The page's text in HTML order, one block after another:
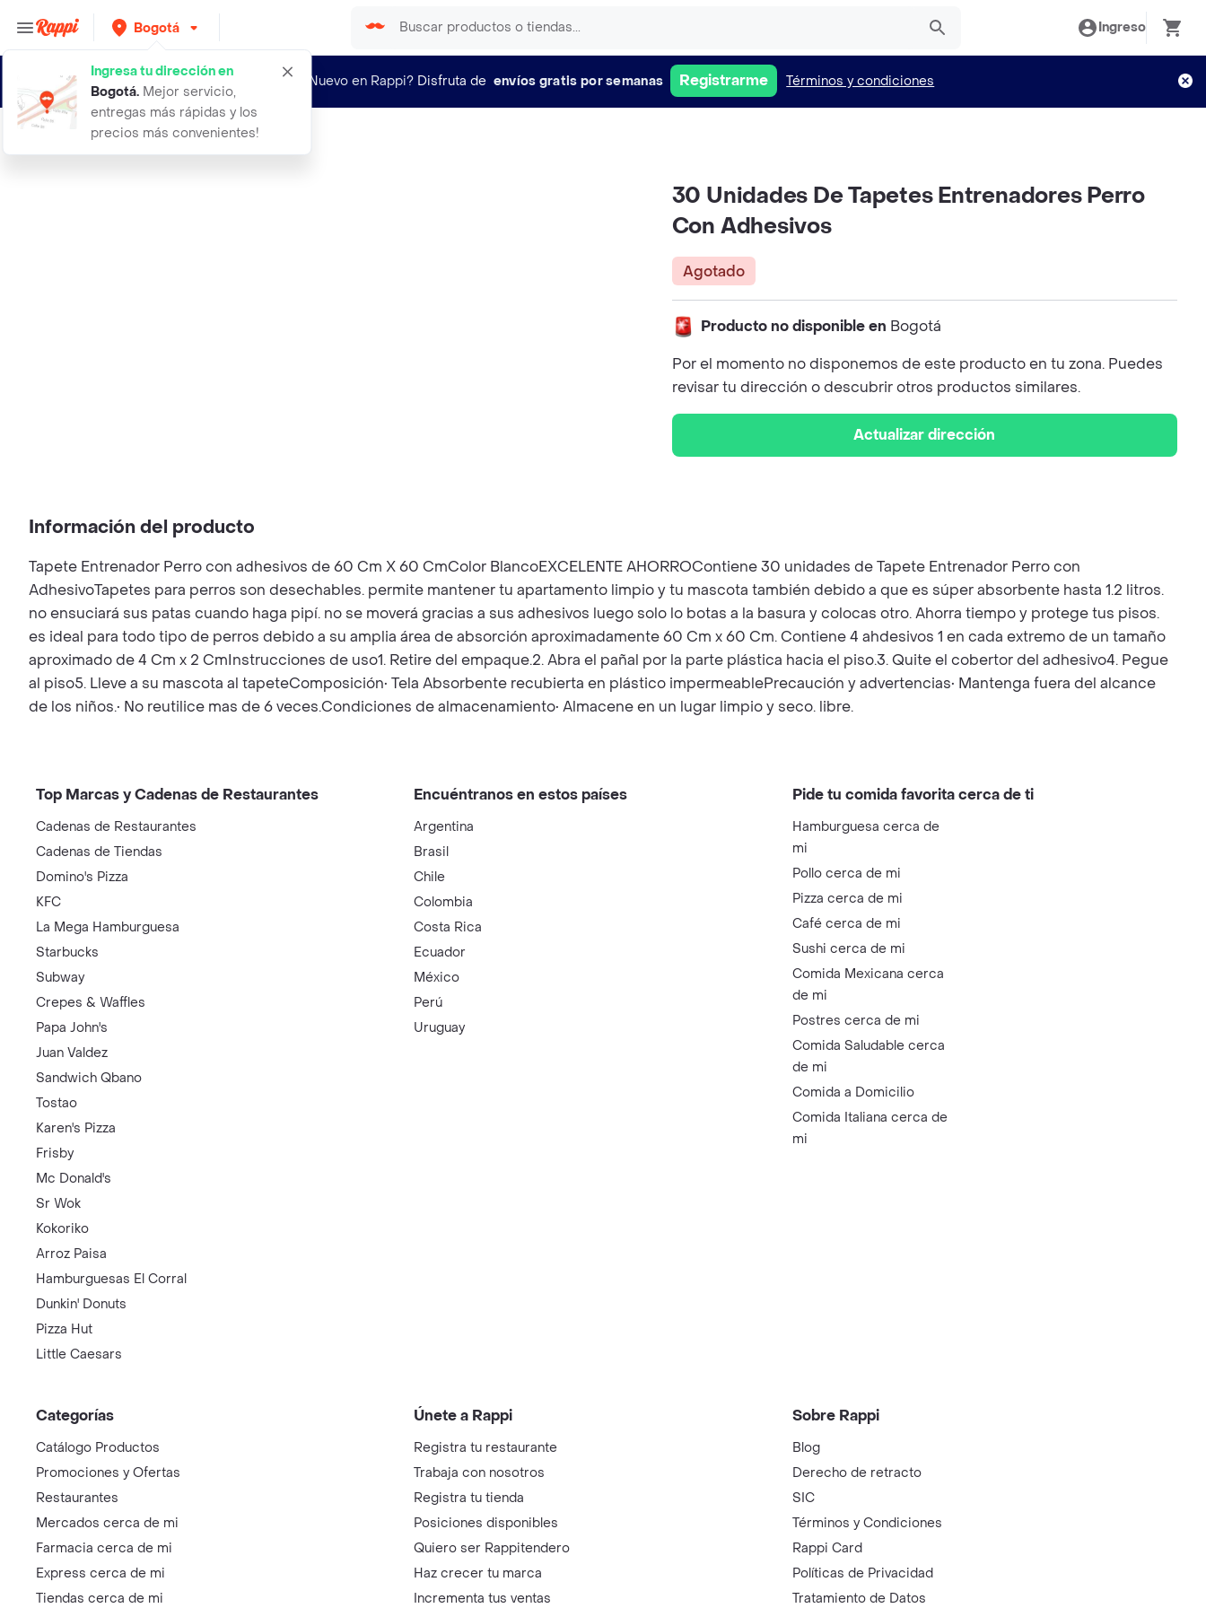
Bogotá
Ingresa tu dirección en
Bogotá. Mejor servicio,
entregas más rápidas y los
precios más convenientes!
Ingreso
¿Nuevo en Rappi? Disfruta de envíos gratis por semanas Registrarme Términos y condiciones
30 unidades de tapetes entrenadores
30 Unidades De Tapetes Entrenadores Perro
Con Adhesivos
Agotado
Producto no disponible en Bogotá
Por el momento no disponemos de este producto en tu zona. Puedes
revisar tu dirección o descubrir otros productos similares.
Actualizar dirección
Información del producto
Tapete Entrenador Perro con adhesivos de 60 Cm X 60 CmColor BlancoEXCELENTE AHORROContiene 30 unidades de Tapete Entrenador Perro con
AdhesivoTapetes para perros son desechables. permite mantener tu apartamento limpio y tu mascota también debido a que es súper absorbente hasta 1.2 litros.
no ensuciará sus patas cuando haga pipí. no se moverá gracias a sus adhesivos luego solo lo botas a la basura y colocas otro. Ahorra tiempo y protege tus pisos.
es ideal para todo tipo de perros debido a su amplia área de absorción aproximadamente 60 Cm x 60 Cm. Contiene 4 ahdesivos 1 en cada extremo de un tamaño
aproximado de 4 Cm x 2 CmInstrucciones de uso1. Retire del empaque.2. Abra el pañal por la parte plástica hacia el piso.3. Quite el cobertor del adhesivo4. Pegue
al piso5. Lleve a su mascota al tapeteComposición• Tela Absorbente recubierta en plástico impermeablePrecaución y advertencias• Mantenga fuera del alcance
de los niños.• No reutilice mas de 6 veces.Condiciones de almacenamiento• Almacene en un lugar limpio y seco. libre.
Top Marcas y Cadenas de Restaurantes
Cadenas de Restaurantes
Cadenas de Tiendas
Domino's Pizza
KFC
La Mega Hamburguesa
Starbucks
Subway
Crepes & Waffles
Papa John's
Juan Valdez
Sandwich Qbano
Tostao
Karen's Pizza
Frisby
Mc Donald's
Sr Wok
Kokoriko
Arroz Paisa
Hamburguesas El Corral
Dunkin' Donuts
Pizza Hut
Little Caesars
Encuéntranos en estos países
Argentina
Brasil
Chile
Colombia
Costa Rica
Ecuador
México
Perú
Uruguay
Pide tu comida favorita cerca de ti
Hamburguesa cerca de
mi
Pollo cerca de mi
Pizza cerca de mi
Café cerca de mi
Sushi cerca de mi
Comida Mexicana cerca
de mi
Postres cerca de mi
Comida Saludable cerca
de mi
Comida a Domicilio
Comida Italiana cerca de
mi
Categorías
Catálogo Productos
Promociones y Ofertas
Restaurantes
Mercados cerca de mi
Farmacia cerca de mi
Express cerca de mi
Tiendas cerca de mi
Únete a Rappi
Registra tu restaurante
Trabaja con nosotros
Registra tu tienda
Posiciones disponibles
Quiero ser Rappitendero
Haz crecer tu marca
Incrementa tus ventas
Sobre Rappi
Blog
Derecho de retracto
SIC
Términos y Condiciones
Rappi Card
Políticas de Privacidad
Tratamiento de Datos